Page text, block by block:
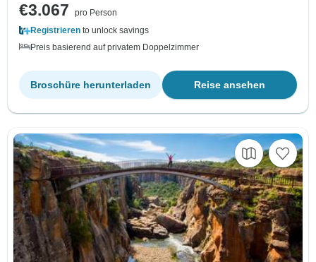
€3.067
pro Person
Registrieren to unlock savings
Preis basierend auf privatem Doppelzimmer
Reise ansehen
Broschüre herunterladen